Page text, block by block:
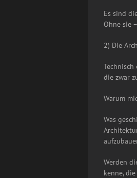
Es sind
Ohne sie
2) Die
die zwar
Warum
Was
Werden
kenne,